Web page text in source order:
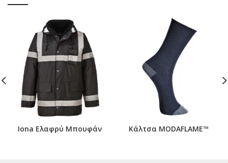
Iona Ελαφρύ Μπουφάν Κάλτσα MODAFLAME™